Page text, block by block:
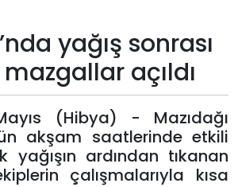
yağış sonrası
açıldı
(Hibya) - Mazıdağı
akşam saatlerinde etkili
yağışın ardından tıkanan
çalışmalarıyla kısa